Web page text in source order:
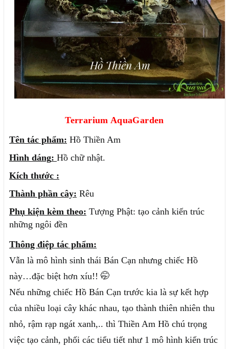
Terrarium AquaGarden
Tên tác phẩm: Hồ Thiền Am
Hình dáng: Hồ chữ nhật.
Kích thước :
Thành phần cây: Rêu
Phụ kiện kèm theo: Tượng Phật: tạo cảnh kiến trúc
những ngôi đền
Thông điệp tác phẩm:
Vẫn là mô hình sinh thái Bán Cạn nhưng chiếc Hồ
này…đặc biệt hơn xíu!! 🤭
Nếu những chiếc Hồ Bán Cạn trước kia là sự kết hợp
của nhiều loại cây khác nhau, tạo thành thiên nhiên thu
nhỏ, rậm rạp ngát xanh,.. thì Thiền Am Hồ chú trọng
việc tạo cảnh, phối các tiểu tiết như 1 mô hình kiến trúc